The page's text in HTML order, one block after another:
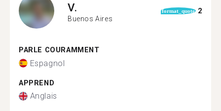
V.
Buenos Aires
format_quote 2
PARLE COURAMMENT
Espagnol
APPREND
Anglais